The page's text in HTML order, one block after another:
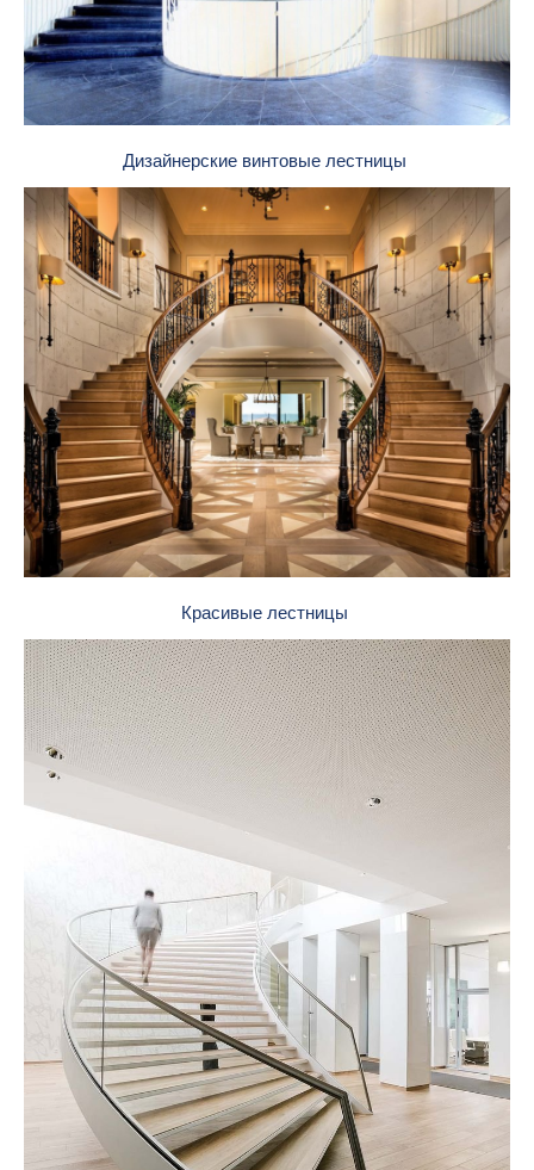
Дизайнерские винтовые лестницы
Красивые лестницы